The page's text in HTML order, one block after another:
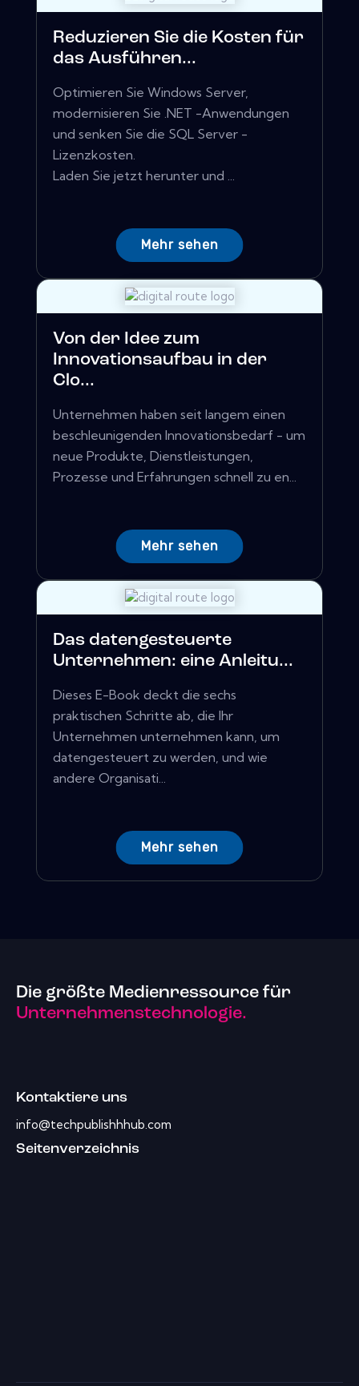
Reduzieren Sie die Kosten für
das Ausführen...
Optimieren Sie Windows Server,
modernisieren Sie .NET -Anwendungen
und senken Sie die SQL Server -
Lizenzkosten.
Laden Sie jetzt herunter und ...
Mehr sehen
Von der Idee zum
Innovationsaufbau in der
Clo...
Unternehmen haben seit langem einen
beschleunigenden Innovationsbedarf - um
neue Produkte, Dienstleistungen,
Prozesse und Erfahrungen schnell zu en...
Mehr sehen
Das datengesteuerte
Unternehmen: eine Anleitu...
Dieses E-Book deckt die sechs
praktischen Schritte ab, die Ihr
Unternehmen unternehmen kann, um
datengesteuert zu werden, und wie
andere Organisati...
Mehr sehen
Die größte Medienressource für
Unternehmenstechnologie.
Kontaktiere uns
info@techpublishhhub.com
Seitenverzeichnis